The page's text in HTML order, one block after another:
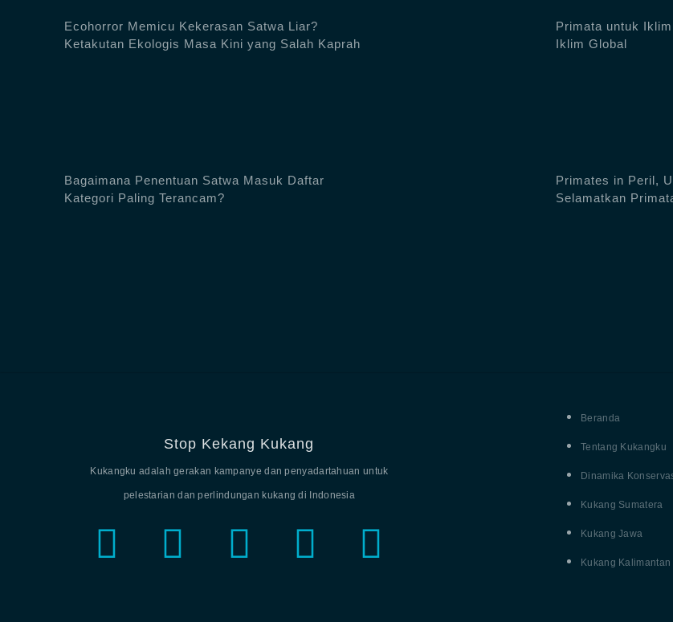
Ecohorror Memicu Kekerasan Satwa Liar?
Ketakutan Ekologis Masa Kini yang Salah Kaprah
Primata untuk
Iklim Global
Bagaimana Penentuan Satwa Masuk Daftar
Kategori Paling Terancam?
Primates in Peril,
Selamatkan
Stop Kekang Kukang
Kukangku adalah gerakan kampanye dan penyadartahuan untuk
pelestarian dan perlindungan kukang di Indonesia
Beranda
Tentang Kukangku
Dinamika
Kukang Sumatera
Kukang Jawa
Kukang Kalimantan